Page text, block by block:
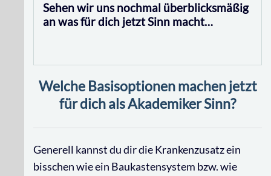
Sehen wir uns nochmal überblicksmäßig
an was für dich jetzt Sinn macht…
Welche Basisoptionen machen jetzt
für dich als Akademiker Sinn?
Generell kannst du dir die Krankenzusatz ein
bisschen wie ein Baukastensystem bzw. wie